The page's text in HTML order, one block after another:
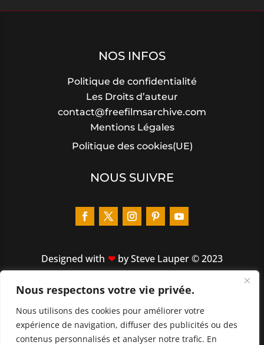
Nous respectons votre vie privée.
Nous utilisons des cookies pour améliorer votre
expérience de navigation, diffuser des publicités ou des
contenus personnalisés et analyser notre trafic. En
NOS INFOS
Politique de confidentialité
Les Droits d’auteur
contact@freefilmsarchive.com
Mentions Légales
Politique des cookies(UE)
NOUS SUIVRE
Designed with by Steve Lauper © 2023
LIENS RAPIDES
ACCUEIL
À PROPOS